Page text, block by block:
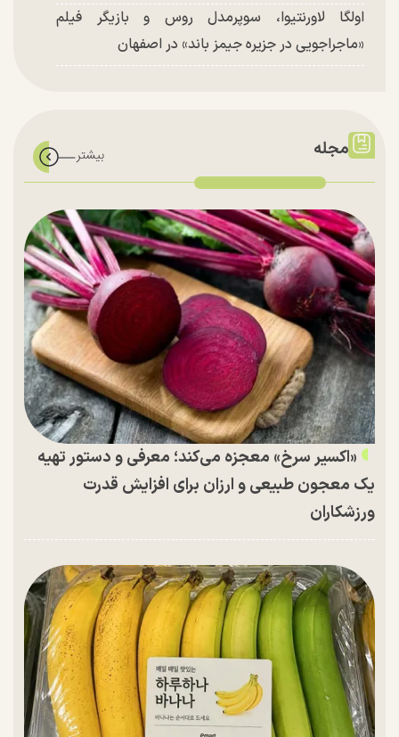
اولگا لاورنتیوا، سوپرمدل روس و بازیگر فیلم
«ماجراجویی در جزیره جیمز باند» در اصفهان
مجله
«اکسیر سرخ» معجزه می‌کند؛ معرفی و دستور تهیه
یک معجون طبیعی و ارزان برای افزایش قدرت
ورزشکاران